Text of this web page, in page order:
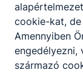
OM azonosító:
203069/002
Felnőttképzési
nyilvántartás
cookie-kat,
Amennyiben
engedélyezni,
származó